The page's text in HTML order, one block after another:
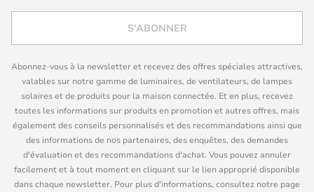
S'ABONNER
Abonnez-vous à la newsletter et recevez des offres spéciales attractives,
valables sur notre gamme de luminaires, de ventilateurs, de lampes
solaires et de produits pour la maison connectée. Et en plus, recevez
toutes les informations sur produits en promotion et autres offres, mais
également des conseils personnalisés et des recommandations ainsi que
des informations de nos partenaires, des enquêtes, des demandes
d'évaluation et des recommandations d'achat. Vous pouvez annuler
facilement et à tout moment en cliquant sur le lien approprié disponible
dans chaque newsletter. Pour plus d'informations, consultez notre page